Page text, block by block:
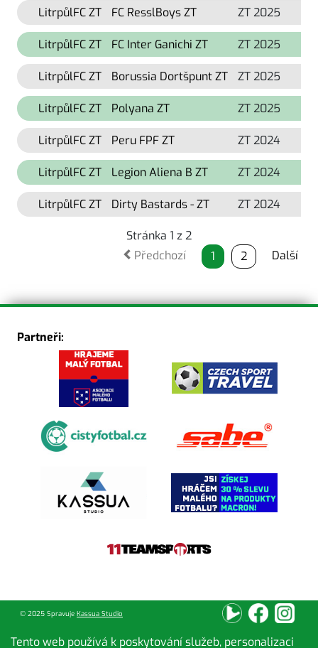
LitrpůlFC ZT FC ResslBoys ZT ZT 2025
LitrpůlFC ZT FC Inter Ganichi ZT ZT 2025
LitrpůlFC ZT Borussia Dortšpunt ZT ZT 2025
LitrpůlFC ZT Polyana ZT ZT 2025
LitrpůlFC ZT Peru FPF ZT ZT 2024
LitrpůlFC ZT Legion Aliena B ZT ZT 2024
LitrpůlFC ZT Dirty Bastards - ZT ZT 2024
Stránka 1 z 2
Předchozí
1 2 Další
Partneři:
© 2025 Spravuje Kassua Studio
Tento web používá k poskytování služeb, personalizaci